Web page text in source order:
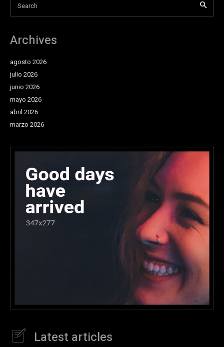
Search
Archives
agosto 2026
julio 2026
junio 2026
mayo 2026
abril 2026
marzo 2026
Latest articles